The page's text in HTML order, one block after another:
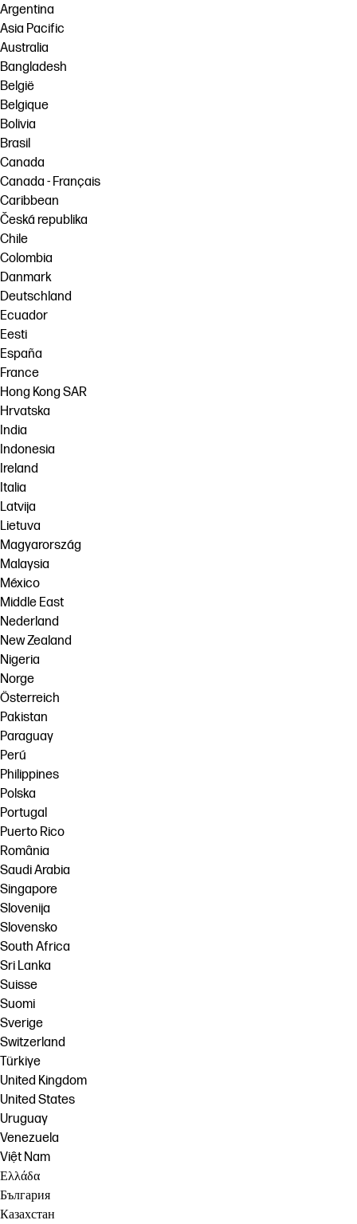
Argentina
Asia Pacific
Australia
Bangladesh
België
Belgique
Bolivia
Brasil
Canada
Canada - Français
Caribbean
Česká republika
Chile
Colombia
Danmark
Deutschland
Ecuador
Eesti
España
France
Hong Kong SAR
Hrvatska
India
Indonesia
Ireland
Italia
Latvija
Lietuva
Magyarország
Malaysia
México
Middle East
Nederland
New Zealand
Nigeria
Norge
Österreich
Pakistan
Paraguay
Perú
Philippines
Polska
Portugal
Puerto Rico
România
Saudi Arabia
Singapore
Slovenija
Slovensko
South Africa
Sri Lanka
Suisse
Suomi
Sverige
Switzerland
Türkiye
United Kingdom
United States
Uruguay
Venezuela
Việt Nam
Ελλάδα
България
Казахстан